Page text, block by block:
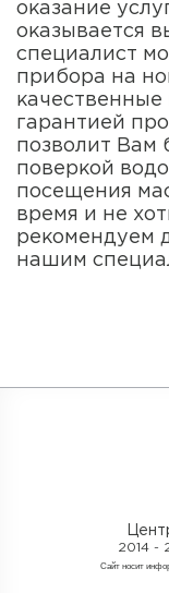
оказание
оказывается
специалист
прибора на
качественные
гарантией
позволит Вам
поверкой
посещения
время и не
рекомендуем
нашим
2014 -
Cайт носит